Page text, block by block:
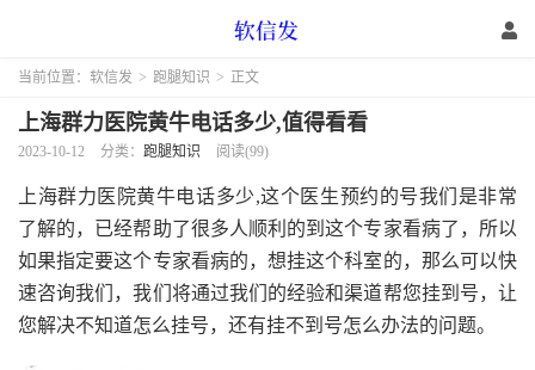
当前位置： 软信发 > 跑腿知识 > 正文
上海群力医院黄牛电话多少,值得看看
2023-10-12 分类： 跑腿知识 阅读(99)
上海群力医院黄牛电话多少,这个医生预约的号我们是非常
了解的，已经帮助了很多人顺利的到这个专家看病了，所以
如果指定要这个专家看病的，想挂这个科室的，那么可以快
速咨询我们，我们将通过我们的经验和渠道帮您挂到号，让
您解决不知道怎么挂号，还有挂不到号怎么办法的问题。